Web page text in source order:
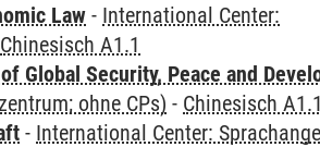
Law - International Center:
Chinesisch A1.1
Global Security, Peace and
ohne CPs) - Chinesisch A1.1
- International Center: